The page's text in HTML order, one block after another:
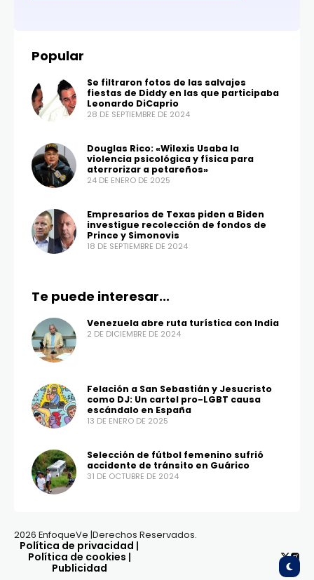
Popular
Se filtraron fotos de las salvajes
fiestas de Diddy en las que participaba
Leonardo DiCaprio
28 DE SEPTIEMBRE DE 2024
Douglas Rico: «Wilexis Usaba la
violencia psicológica y física para
aterrorizar a petareños»
24 DE ENERO DE 2025
Empresarios de Texas piden a Biden
investigue recolección de fondos de
Prince y Simonovis
18 DE SEPTIEMBRE DE 2024
Te puede interesar...
Venezuela abre ruta turística con India
2 DE DICIEMBRE DE 2024
Felación a San Sebastián y Jesucristo
como DJ: Un cartel pro-LGBT causa
escándalo en España
13 DE ENERO DE 2025
Selección de fútbol femenino sufrió
accidente de tránsito en Guárico
31 DE OCTUBRE DE 2024
2026 EnfoqueVe |Derechos Reservados.
Política de privacidad |
Política de cookies |
Publicidad